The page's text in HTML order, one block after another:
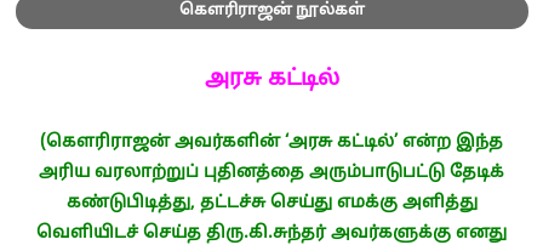
கௌரிராஜன் நூல்கள்
அரசு கட்டில்
(கௌரிராஜன் அவர்களின் ‘அரசு கட்டில்’ என்ற இந்த
அரிய வரலாற்றுப் புதினத்தை அரும்பாடுபட்டு தேடிக்
கண்டுபிடித்து, தட்டச்சு செய்து எமக்கு அளித்து
வெளியிடச் செய்த திரு.கி.சுந்தர் அவர்களுக்கு எனது